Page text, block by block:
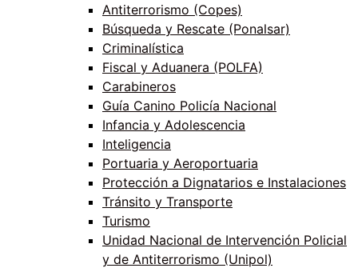
Antiterrorismo (Copes)
Búsqueda y Rescate (Ponalsar)
Criminalística
Fiscal y Aduanera (POLFA)
Carabineros
Guía Canino Policía Nacional
Infancia y Adolescencia
Inteligencia
Portuaria y Aeroportuaria
Protección a Dignatarios e Instalaciones
Tránsito y Transporte
Turismo
Unidad Nacional de Intervención Policial
y de Antiterrorismo (Unipol)